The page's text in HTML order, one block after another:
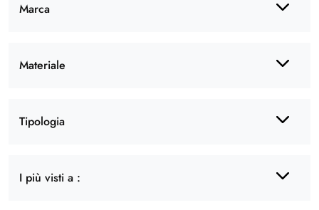
Marca
Materiale
Tipologia
I più visti a :